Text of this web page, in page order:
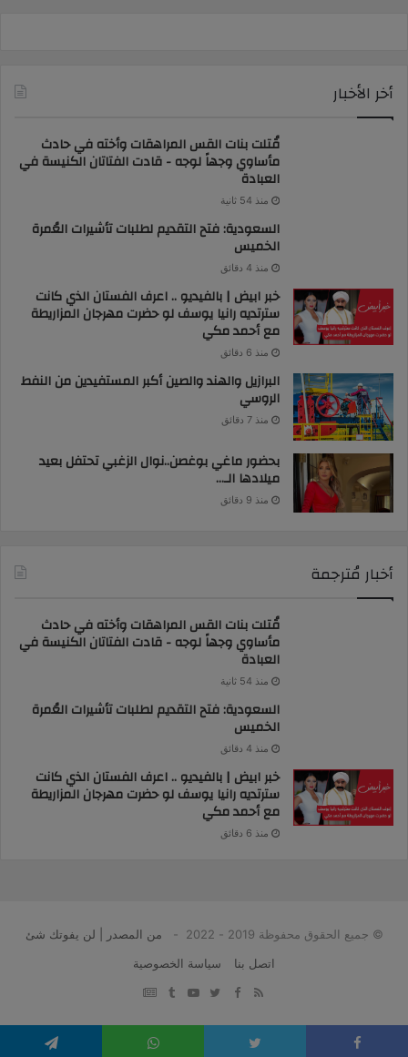
أخر الأخبار
قُتلت بنات القس المراهقات وأخته في حادث
مأساوي وجهاً لوجه - قادت الفتاتان الكنيسة في
العبادة
منذ 54 ثانية
السعودية: فتح التقديم لطلبات تأشيرات العُمرة
الخميس
منذ 4 دقائق
خبر ابيض | بالفيديو .. اعرف الفستان الذي كانت
سترتديه رانيا يوسف لو حضرت مهرجان المزاريطة
مع أحمد مكي
منذ 6 دقائق
البرازيل والهند والصين أكبر المستفيدين من النفط
الروسي
منذ 7 دقائق
بحضور ماغي بوغصن..نوال الزغبي تحتفل بعيد
ميلادها الـ…
منذ 9 دقائق
أخبار مُترجمة
قُتلت بنات القس المراهقات وأخته في حادث
مأساوي وجهاً لوجه - قادت الفتاتان الكنيسة في
العبادة
منذ 54 ثانية
السعودية: فتح التقديم لطلبات تأشيرات العُمرة
الخميس
منذ 4 دقائق
خبر ابيض | بالفيديو .. اعرف الفستان الذي كانت
سترتديه رانيا يوسف لو حضرت مهرجان المزاريطة
مع أحمد مكي
منذ 6 دقائق
© جميع الحقوق محفوظة 2019 - 2022 -
من المصدر | لن يفوتك شئ
اتصل بنا
سياسة الخصوصية
RSS
Facebook
Twitter
YouTube
‏Tumblr
google